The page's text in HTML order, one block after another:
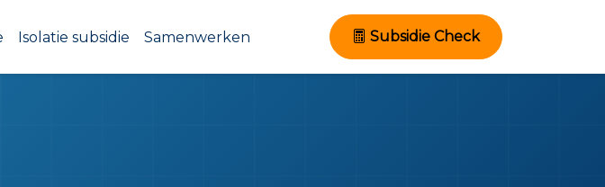
Isolatie subsidie Samenwerken Subsidie Check